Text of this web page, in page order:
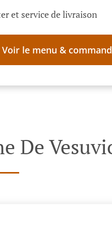
et service de livraison
Voir le menu &
De